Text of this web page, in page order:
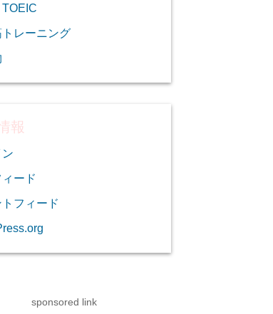
レーニング
報
ン
ード
フィード
sponsored link